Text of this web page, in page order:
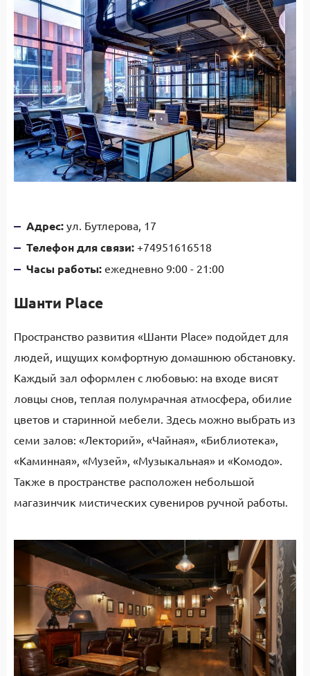
Адрес: ул. Бутлерова, 17
Телефон для связи: +74951616518
Часы работы: ежедневно 9:00 - 21:00
Шанти Place
Пространство развития «Шанти Place» подойдет для
людей, ищущих комфортную домашнюю обстановку.
Каждый зал оформлен с любовью: на входе висят
ловцы снов, теплая полумрачная атмосфера, обилие
цветов и старинной мебели. Здесь можно выбрать из
семи залов: «Лекторий», «Чайная», «Библиотека»,
«Каминная», «Музей», «Музыкальная» и «Комодо».
Также в пространстве расположен небольшой
магазинчик мистических сувениров ручной работы.